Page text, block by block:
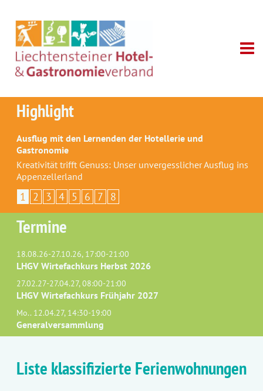
Highlight
Ausflug mit den Lernenden der Hotellerie und
Gastronomie
Kreativität trifft Genuss: Unser unvergesslicher Ausflug ins
Appenzellerland
1 2 3 4 5 6 7 8
Termine
18.08.26-27.10.26, 17:00-21:00
LHGV Wirtefachkurs Herbst 2026
27.02.27-27.04.27, 08:00-21:00
LHGV Wirtefachkurs Frühjahr 2027
Mo.. 12.04.27, 14:30-19:00
Generalversammlung
Liste klassifizierte Ferienwohnungen